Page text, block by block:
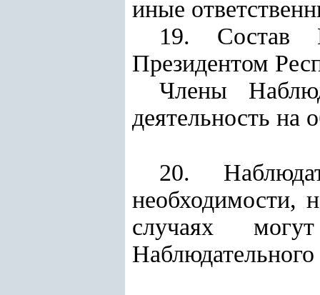
иные
19. Состав
Президентом
Члены
деятельность на
20.
необходимости,
случаях